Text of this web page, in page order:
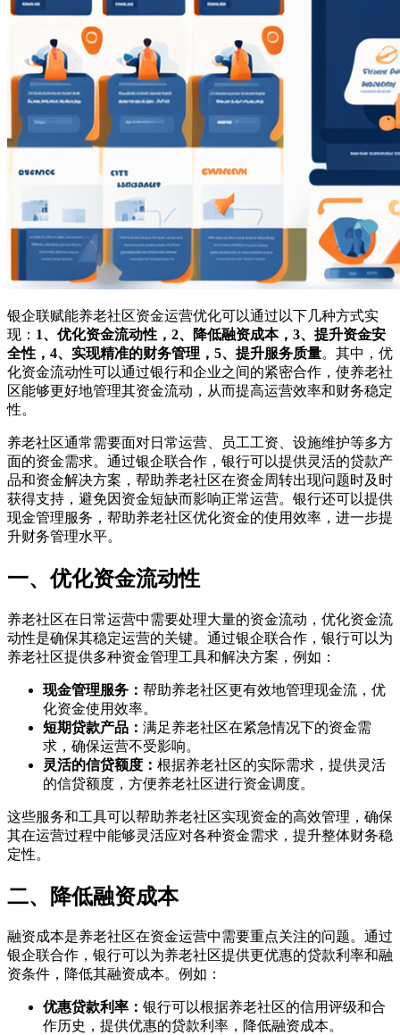
银企联赋能养老社区资金运营优化可以通过以下几种方式实
现： 1、优化资金流动性，2、降低融资成本，3、提升资金安
全性，4、实现精准的财务管理，5、提升服务质量。其中，优
化资金流动性可以通过银行和企业之间的紧密合作，使养老社
区能够更好地管理其资金流动，从而提高运营效率和财务稳定
性。
养老社区通常需要面对日常运营、员工工资、设施维护等多方
面的资金需求。通过银企联合作，银行可以提供灵活的贷款产
品和资金解决方案，帮助养老社区在资金周转出现问题时及时
获得支持，避免因资金短缺而影响正常运营。银行还可以提供
现金管理服务，帮助养老社区优化资金的使用效率，进一步提
升财务管理水平。
一、优化资金流动性
养老社区在日常运营中需要处理大量的资金流动，优化资金流
动性是确保其稳定运营的关键。通过银企联合作，银行可以为
养老社区提供多种资金管理工具和解决方案，例如：
现金管理服务： 帮助养老社区更有效地管理现金流，优
化资金使用效率。
短期贷款产品： 满足养老社区在紧急情况下的资金需
求，确保运营不受影响。
灵活的信贷额度： 根据养老社区的实际需求，提供灵活
的信贷额度，方便养老社区进行资金调度。
这些服务和工具可以帮助养老社区实现资金的高效管理，确保
其在运营过程中能够灵活应对各种资金需求，提升整体财务稳
定性。
二、降低融资成本
融资成本是养老社区在资金运营中需要重点关注的问题。通过
银企联合作，银行可以为养老社区提供更优惠的贷款利率和融
资条件，降低其融资成本。例如：
优惠贷款利率： 银行可以根据养老社区的信用评级和合
作历史，提供优惠的贷款利率，降低融资成本。